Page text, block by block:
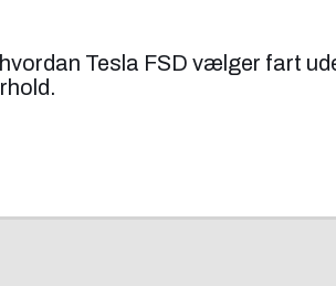
Tesla FSD vælger fart